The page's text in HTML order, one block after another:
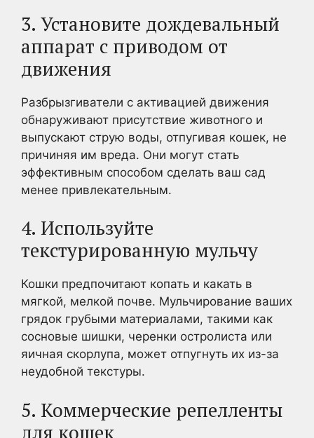
3. Установите дождевальный
аппарат с приводом от
движения
Разбрызгиватели с активацией движения
обнаруживают присутствие животного и
выпускают струю воды, отпугивая кошек, не
причиняя им вреда. Они могут стать
эффективным способом сделать ваш сад
менее привлекательным.
4. Используйте
текстурированную мульчу
Кошки предпочитают копать и какать в
мягкой, мелкой почве. Мульчирование ваших
грядок грубыми материалами, такими как
сосновые шишки, черенки остролиста или
яичная скорлупа, может отпугнуть их из-за
неудобной текстуры.
5. Коммерческие репелленты
для кошек